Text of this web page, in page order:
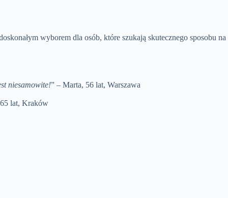
wyborem dla osób, które szukają skutecznego sposobu na
niesamowite!” – Marta, 56 lat, Warszawa
lat, Kraków